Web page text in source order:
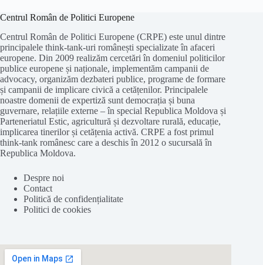
Centrul Român de Politici Europene
Centrul Român de Politici Europene (CRPE) este unul dintre
principalele think-tank-uri românești specializate în afaceri
europene. Din 2009 realizăm cercetări în domeniul politicilor
publice europene și naționale, implementăm campanii de
advocacy, organizăm dezbateri publice, programe de formare
și campanii de implicare civică a cetățenilor. Principalele
noastre domenii de expertiză sunt democrația și buna
guvernare, relațiile externe – în special Republica Moldova și
Parteneriatul Estic, agricultură și dezvoltare rurală, educație,
implicarea tinerilor și cetățenia activă. CRPE a fost primul
think-tank românesc care a deschis în 2012 o sucursală în
Republica Moldova.
Despre noi
Contact
Politică de confidențialitate
Politici de cookies